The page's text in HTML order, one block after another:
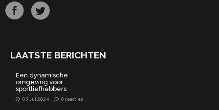
LAATSTE BERICHTEN
Een dynamische
omgeving voor
sportliefhebbers
09 Jul 2024 0 reacties